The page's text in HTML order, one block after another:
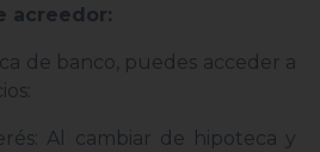
acreedor:
de banco, puedes acceder a
Al cambiar de hipoteca y